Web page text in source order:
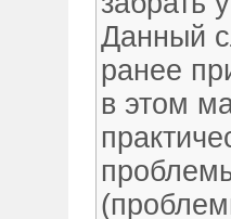
Данный
ранее
в этом